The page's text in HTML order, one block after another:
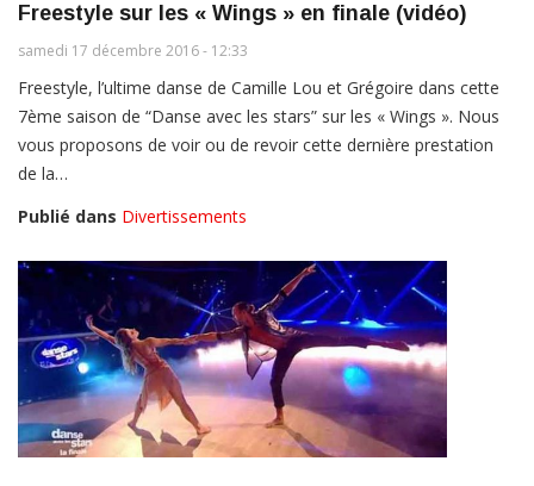
Freestyle sur les « Wings » en finale (vidéo)
samedi 17 décembre 2016 - 12:33
Freestyle, l’ultime danse de Camille Lou et Grégoire dans cette
7ème saison de “Danse avec les stars” sur les « Wings ». Nous
vous proposons de voir ou de revoir cette dernière prestation
de la…
Publié dans Divertissements